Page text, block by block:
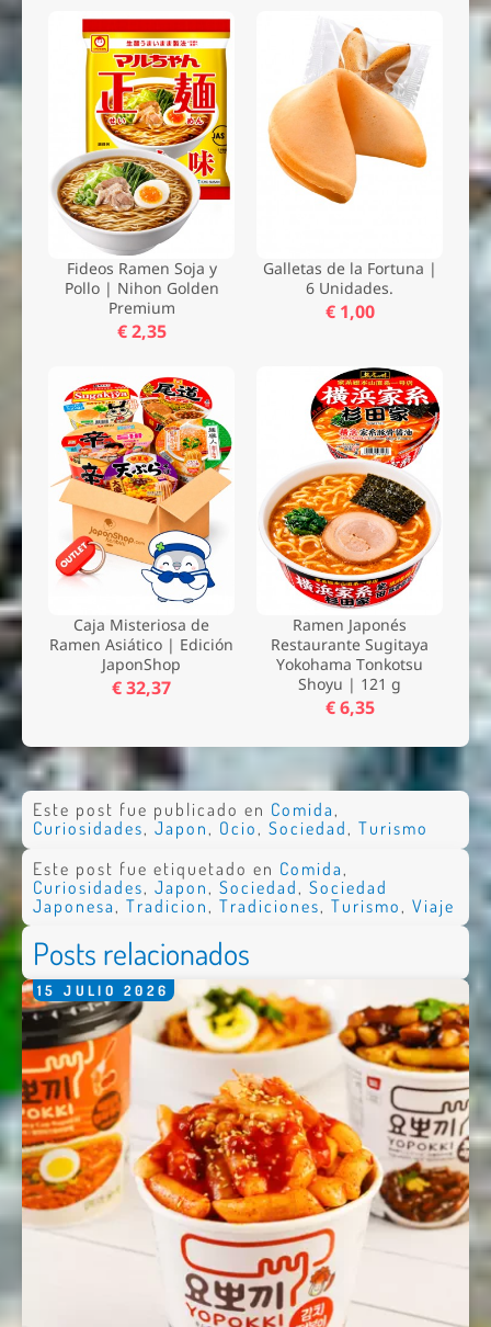
Fideos Ramen Soja y
Pollo | Nihon Golden
Premium
€ 2,35
Galletas de la Fortuna |
6 Unidades.
€ 1,00
Caja Misteriosa de
Ramen Asiático | Edición
JaponShop
€ 32,37
Ramen Japonés
Restaurante Sugitaya
Yokohama Tonkotsu
Shoyu | 121 g
€ 6,35
Este post fue publicado en Comida,
Curiosidades, Japon, Ocio, Sociedad, Turismo
Este post fue etiquetado en Comida ,
Curiosidades, Japon , Sociedad , Sociedad
Japonesa , Tradicion , Tradiciones, Turismo , Viaje
Posts relacionados
15 JULIO 2026